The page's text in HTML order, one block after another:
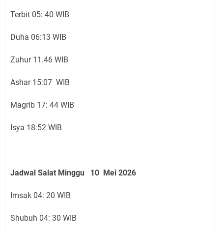
Terbit 05: 40 WIB
Duha 06:13 WIB
Zuhur 11.46 WIB
Ashar 15:07 WIB
Magrib 17: 44 WIB
Isya 18:52 WIB
Jadwal Salat Minggu 10 Mei 2026
Imsak 04: 20 WIB
Shubuh 04: 30 WIB